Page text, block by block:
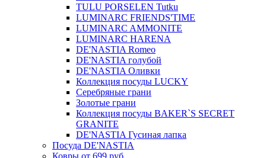
TULU PORSELEN Tutku
LUMINARC FRIENDS'TIME
LUMINARC AMMONITE
LUMINARC HARENA
DE'NASTIA Romeo
DE'NASTIA голубой
DE'NASTIA Оливки
Коллекция посуды LUCKY
Серебряные грани
Золотые грани
Коллекция посуды BAKER`S SECRET
GRANITE
DE'NASTIA Гусиная лапка
Посуда DE'NASTIA
Ковры от 699 руб